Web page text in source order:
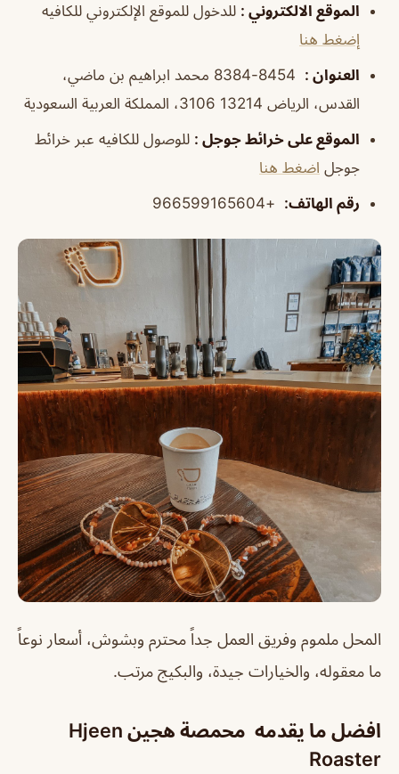
الموقع الالكتروني : للدخول للموقع الإلكتروني للكافيه
إضغط هنا
العنوان :
8454-8384 محمد ابراهيم بن ماضي،
القدس، الرياض 13214 3106، المملكة العربية السعودية
الموقع على خرائط جوجل : للوصول للكافيه عبر خرائط
جوجل اضغط هنا
رقم الهاتف:
+966599165604
المحل ملموم وفريق العمل جداً محترم وبشوش، أسعار نوعاً
ما معقوله، والخيارات جيدة، والبكيج مرتب.
افضل ما يقدمه محمصة هجين Hjeen
Roaster